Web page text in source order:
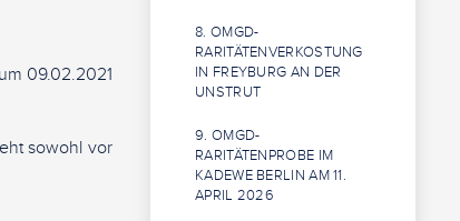
09.02.2021
sowohl vor
8. OMGD-
RARITÄTENVERKOSTUNG
IN FREYBURG AN DER
UNSTRUT
9. OMGD-
RARITÄTENPROBE IM
KADEWE BERLIN AM 11.
APRIL 2026